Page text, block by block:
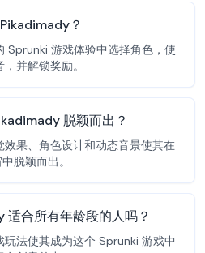
？
Sprunki 游戏体验中选择角色，使
并解锁奖励。
脱颖而出？
效果、角色设计和动态音景使其在
脱颖而出。
合所有年龄段的人吗？
玩法使其成为这个 Sprunki 游戏中